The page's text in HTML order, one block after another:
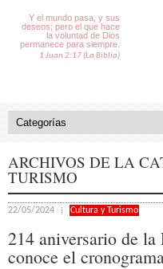
Y el mundo pasa, y sus
deseos; pero el que hace
la voluntad de Dios
permanece para siempre.
1 Juan 2:17 (La Biblia)
ARCHIVOS DE LA
TURISMO
22/05/2024 Cultura y Turismo
214 aniversario de
conoce el